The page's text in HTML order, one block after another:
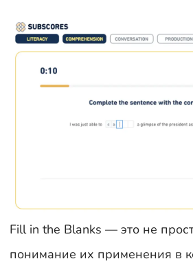
Fill in the Blanks — это не
понимание их применения в